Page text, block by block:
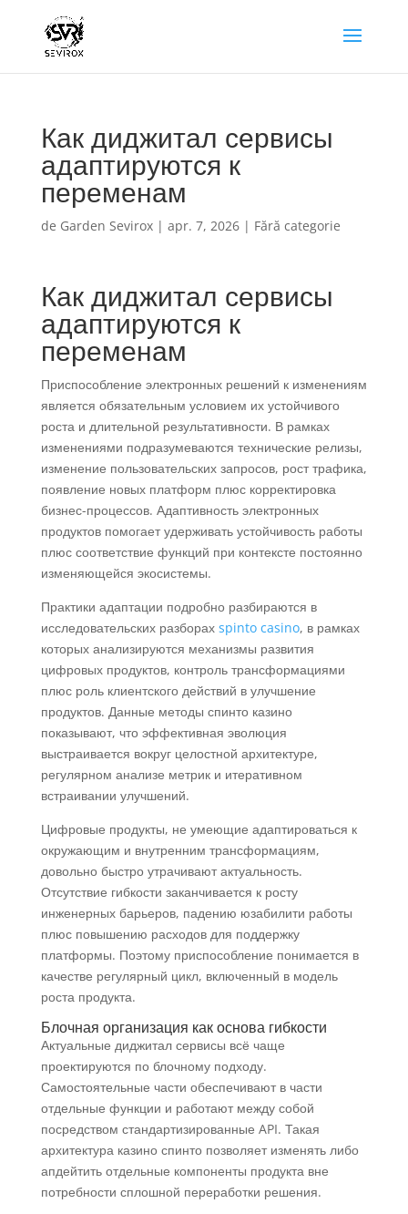
Как диджитал сервисы
адаптируются к
переменам
de Garden Sevirox| apr. 7, 2026| Fără categorie
Как диджитал сервисы
адаптируются к
переменам
Приспособление электронных решений к изменениям
является обязательным условием их устойчивого
роста и длительной результативности. В рамках
изменениями подразумеваются технические релизы,
изменение пользовательских запросов, рост трафика,
появление новых платформ плюс корректировка
бизнес-процессов. Адаптивность электронных
продуктов помогает удерживать устойчивость работы
плюс соответствие функций при контексте постоянно
изменяющейся экосистемы.
Практики адаптации подробно разбираются в
исследовательских разборах spinto casino, в рамках
которых анализируются механизмы развития
цифровых продуктов, контроль трансформациями
плюс роль клиентского действий в улучшение
продуктов. Данные методы спинто казино
показывают, что эффективная эволюция
выстраивается вокруг целостной архитектуре,
регулярном анализе метрик и итеративном
встраивании улучшений.
Цифровые продукты, не умеющие адаптироваться к
окружающим и внутренним трансформациям,
довольно быстро утрачивают актуальность.
Отсутствие гибкости заканчивается к росту
инженерных барьеров, падению юзабилити работы
плюс повышению расходов для поддержку
платформы. Поэтому приспособление понимается в
качестве регулярный цикл, включенный в модель
роста продукта.
Блочная организация как основа гибкости
Актуальные диджитал сервисы всё чаще
проектируются по блочному подходу.
Самостоятельные части обеспечивают в части
отдельные функции и работают между собой
посредством стандартизированные API. Такая
архитектура казино спинто позволяет изменять либо
апдейтить отдельные компоненты продукта вне
потребности сплошной переработки решения.